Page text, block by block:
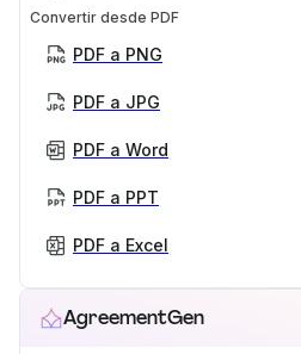
Convertir desde PDF
PDF a PNG
PDF a JPG
PDF a Word
PDF a PPT
PDF a Excel
AgreementGen